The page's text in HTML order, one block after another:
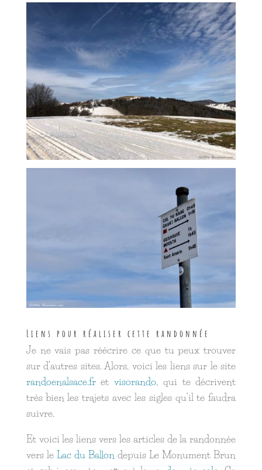
Liens pour réaliser cette randonnée
Je ne vais pas réécrire ce que tu peux trouver
sur d’autres sites. Alors, voici les liens sur le site
randoenalsace.fretvisorando, qui te décrivent
très bien les trajets avec les sigles qu’il te faudra
suivre.
Et voici les liens vers les articles de la randonnée
vers le Lac du Ballon depuis Le Monument Brun